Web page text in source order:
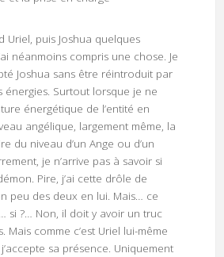
Uriel, puis Joshua quelques
néanmoins compris une chose. Je
Joshua sans être réintroduit par
énergies. Surtout lorsque je ne
énergétique de l’entité en
angélique, largement même, la
du niveau d’un Ange ou d’un
je n’arrive pas à savoir si
Pire, j’ai cette drôle de
peu des deux en lui. Mais… ce
si ?… Non, il doit y avoir un truc
Mais comme c’est Uriel lui-même
sa présence. Uniquement